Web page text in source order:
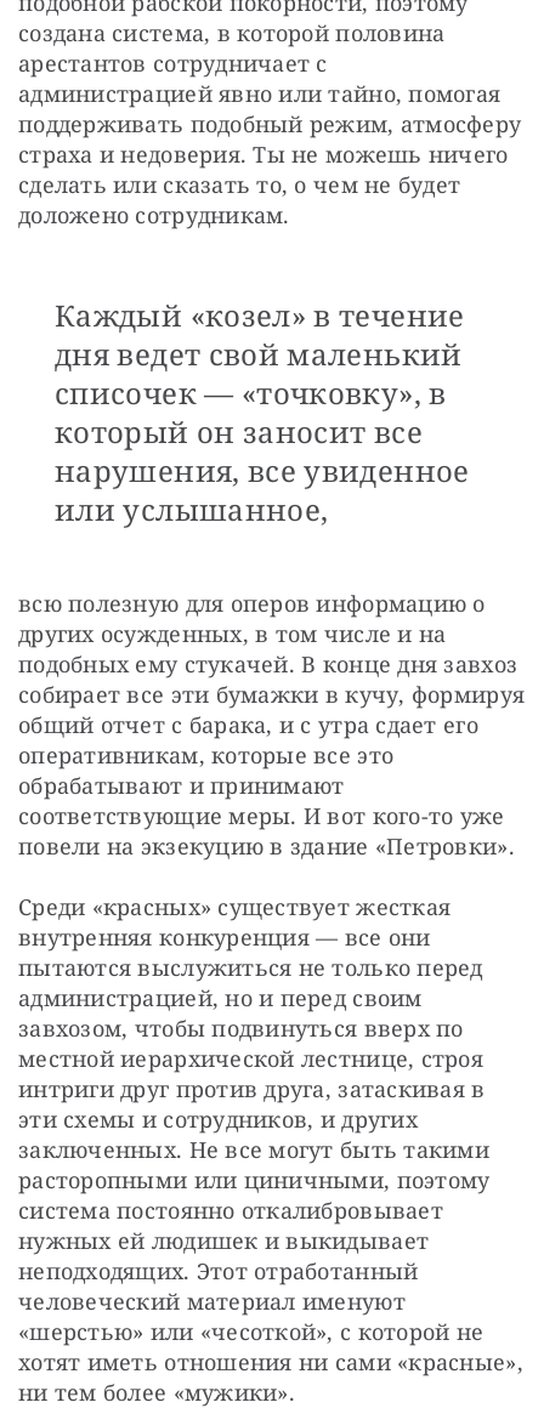
создана система, в которой половина
арестантов сотрудничает с
администрацией явно или тайно, помогая
поддерживать подобный режим, атмосферу
страха и недоверия. Ты не можешь ничего
сделать или сказать то, о чем не будет
доложено сотрудникам.
Каждый «козел» в течение
дня ведет свой маленький
списочек — ​«точковку», в
который он заносит все
нарушения, все увиденное
или услышанное,
всю полезную для оперов информацию о
других осужденных, в том числе и на
подобных ему стукачей. В конце дня завхоз
собирает все эти бумажки в кучу, формируя
общий отчет с барака, и с утра сдает его
оперативникам, которые все это
обрабатывают и принимают
соответствующие меры. И вот кого-то уже
повели на экзекуцию в здание «Петровки».
Среди «красных» существует жесткая
внутренняя конкуренция — ​все они
пытаются выслужиться не только перед
администрацией, но и перед своим
завхозом, чтобы подвинуться вверх по
местной иерархической лестнице, строя
интриги друг против друга, затаскивая в
эти схемы и сотрудников, и других
заключенных. Не все могут быть такими
расторопными или циничными, поэтому
система постоянно откалибровывает
нужных ей людишек и выкидывает
неподходящих. Этот отработанный
человеческий материал именуют
«шерстью» или «чесоткой», с которой не
хотят иметь отношения ни сами «красные»,
ни тем более «мужики».